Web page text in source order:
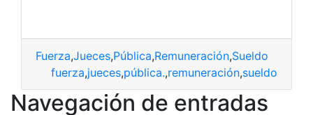
Fuerza,Jueces,Pública,Remuneración,Sueldo
fuerza,jueces,pública.,remuneración,sueldo
Navegación de entradas